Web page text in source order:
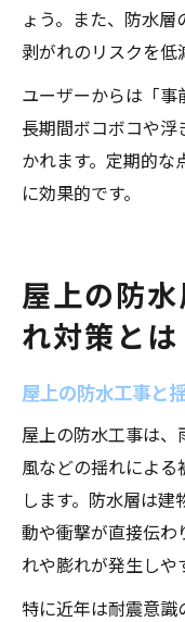
ょう。また、防水
剥がれのリスクを低
ユーザーからは「事
長期間ボコボコや
かれます。定期的
に効果的です。
屋上の防
れ対策とは
屋上の防水工事と
屋上の防水工事は
風などの揺れによ
します。防水層は
動や衝撃が直接伝
れや膨れが発生しや
特に近年は耐震意